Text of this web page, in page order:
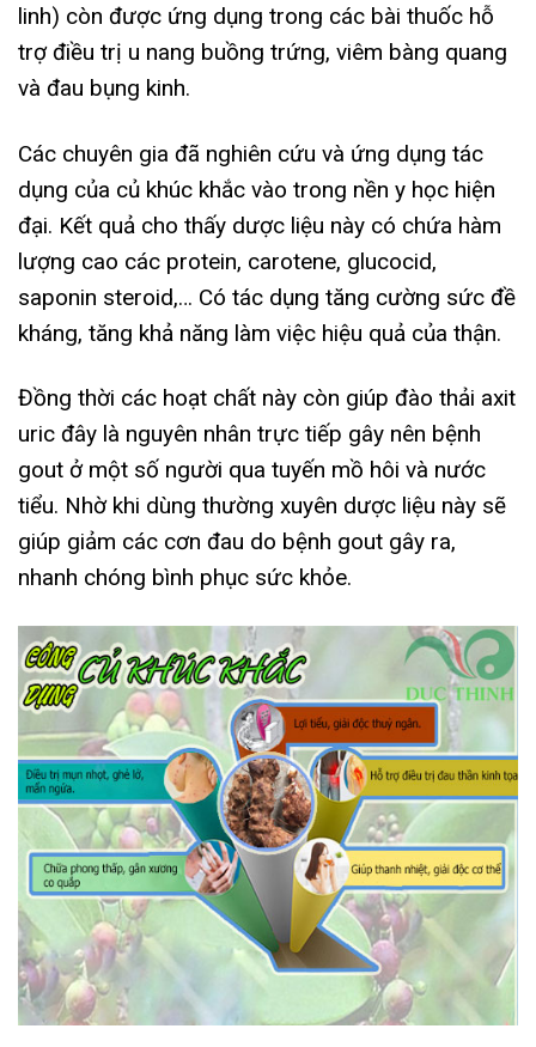
linh) còn được ứng dụng trong các bài thuốc hỗ
trợ điều trị u nang buồng trứng, viêm bàng quang
và đau bụng kinh.
Các chuyên gia đã nghiên cứu và ứng dụng tác
dụng của củ khúc khắc vào trong nền y học hiện
đại. Kết quả cho thấy dược liệu này có chứa hàm
lượng cao các protein, carotene, glucocid,
saponin steroid,… Có tác dụng tăng cường sức đề
kháng, tăng khả năng làm việc hiệu quả của thận.
Đồng thời các hoạt chất này còn giúp đào thải axit
uric đây là nguyên nhân trực tiếp gây nên bệnh
gout ở một số người qua tuyến mồ hôi và nước
tiểu. Nhờ khi dùng thường xuyên dược liệu này sẽ
giúp giảm các cơn đau do bệnh gout gây ra,
nhanh chóng bình phục sức khỏe.